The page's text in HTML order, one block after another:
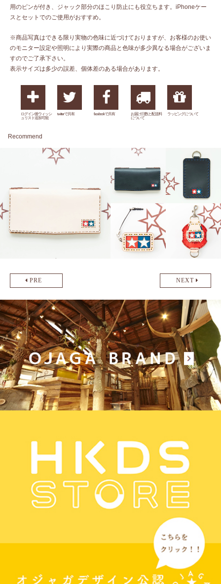
用のピンが付き、ジャック部分のほこり防止にも役立ちます。iPhoneケー
スとセットでのご使用がおすすめ。
※商品写真はできる限り実物の色味に近づけておりますが、お客様のお使い
のモニター設定や照明により実際の商品と色味が多少異なる場合がございま
すのでご了承下さい。
表示サイズは多少の誤差、個体差のある場合があります。
ログイン後ウィッシ
ュリスト追加可能
twitterで共有 facebookで共有
お届け日数と配送料
について
ラッピングについて
Recommend